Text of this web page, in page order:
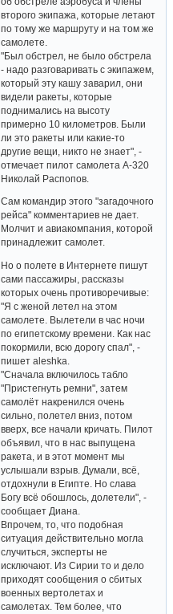
второго экипажа, которые летают
по тому же маршруту и на том же
самолете.
"Был обстрел, не было обстрела
- надо разговаривать с экипажем,
который эту кашу заварил, они
видели ракеты, которые
поднимались на высоту
примерно 10 километров. Были
ли это ракеты или какие-то
другие вещи, никто не знает", -
отмечает пилот самолета А-320
Николай Распопов.
Сам командир этого "загадочного
рейса" комментариев не дает.
Молчит и авиакомпания, которой
принадлежит самолет.
Но о полете в Интернете пишут
сами пассажиры, рассказы
которых очень противоречивые:
"Я с женой летел на этом
самолете. Вылетели в час ночи
по египетскому времени. Как нас
покормили, всю дорогу спал", -
пишет aleshka.
"Сначала включилось табло
"Пристегнуть ремни", затем
самолёт накренился очень
сильно, полетел вниз, потом
вверх, все начали кричать. Пилот
объявил, что в нас выпущена
ракета, и в этот момент мы
услышали взрыв. Думали, всё,
отдохнули в Египте. Но слава
Богу всё обошлось, долетели", -
сообщает Диана.
Впрочем, то, что подобная
ситуация действительно могла
случиться, эксперты не
исключают. Из Сирии то и дело
приходят сообщения о сбитых
военных вертолетах и
самолетах. Тем более, что